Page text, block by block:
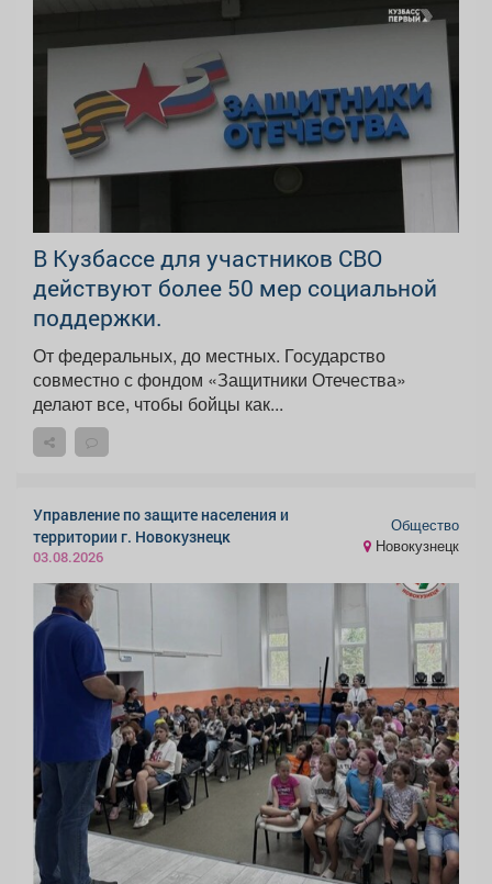
В Кузбассе для участников СВО
действуют более 50 мер социальной
поддержки.
От федеральных, до местных. Государство
совместно с фондом «Защитники Отечества»
делают все, чтобы бойцы как...
Управление по защите населения и
территории г. Новокузнецк
03.08.2026
Общество
Новокузнецк